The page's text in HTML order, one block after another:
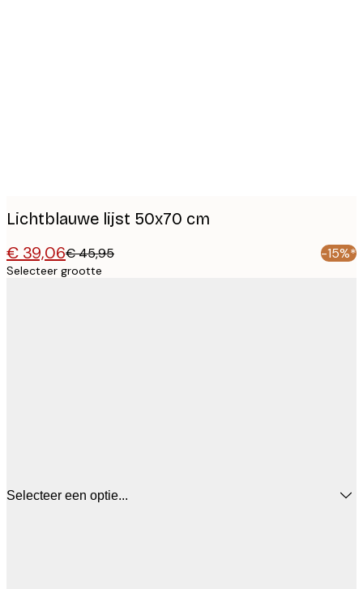
Lichtblauwe lijst 50x70 cm
€ 39,06€ 45,95 -15%*
Selecteer grootte
Selecteer een optie...